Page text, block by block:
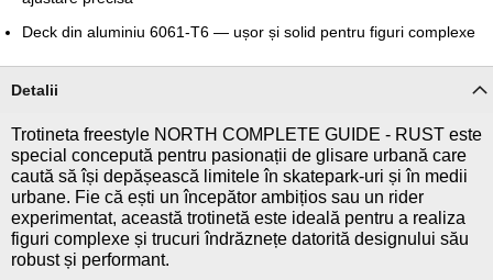
Deck din aluminiu 6061-T6 — ușor și solid pentru figuri complexe
Detalii
Trotineta freestyle NORTH COMPLETE GUIDE - RUST este
special concepută pentru pasionații de glisare urbană care
caută să își depășească limitele în skatepark-uri și în medii
urbane. Fie că ești un începător ambițios sau un rider
experimentat, această trotinetă este ideală pentru a realiza
figuri complexe și trucuri îndrăznețe datorită designului său
robust și performant.